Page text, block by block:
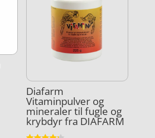
Diafarm
Vitaminpulver og
mineraler til fugle og
krybdyr fra DIAFARM